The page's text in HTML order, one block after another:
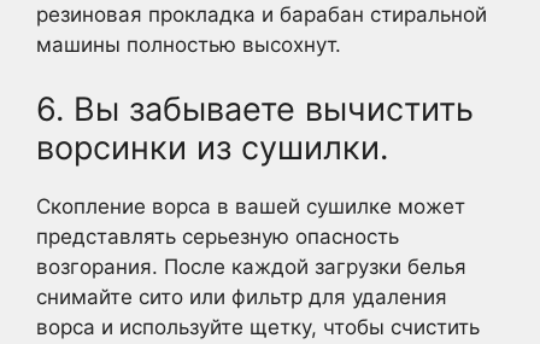
резиновая прокладка и барабан стиральной
машины полностью высохнут.
6. Вы забываете вычистить
ворсинки из сушилки.
Скопление ворса в вашей сушилке может
представлять серьезную опасность
возгорания. После каждой загрузки белья
снимайте сито или фильтр для удаления
ворса и используйте щетку, чтобы счистить